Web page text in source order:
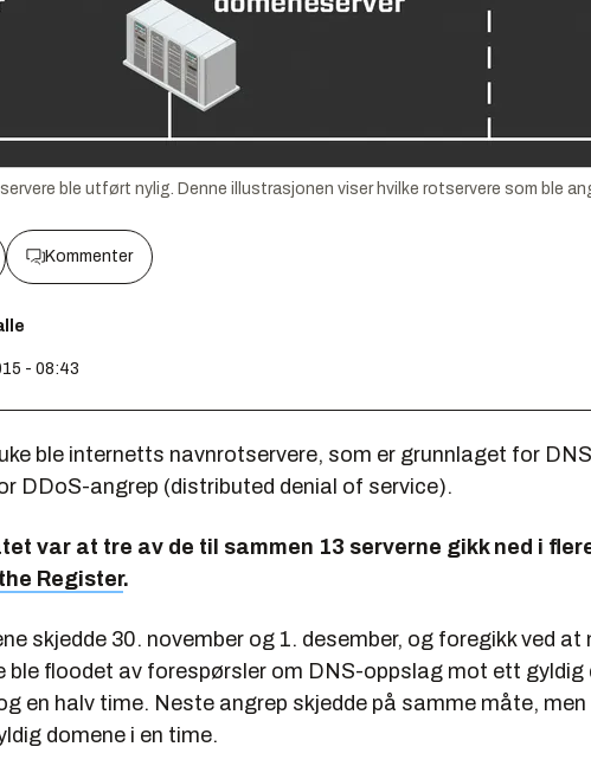
ble utført nylig. Denne illustrasjonen viser hvilke rotservere som ble
Kommenter
- 08:43
ble internetts navnrotservere, som er grunnlaget for
DDoS-angrep (distributed denial of service).
var at tre av de til sammen 13 serverne gikk ned i
the Register.
skjedde 30. november og 1. desember, og foregikk ved at
ble floodet av forespørsler om DNS-oppslag mot ett gyldig
en halv time. Neste angrep skjedde på samme måte,
domene i en time.